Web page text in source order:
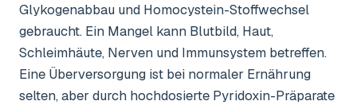
Glykogenabbau und Homocystein-Stoffwechsel
gebraucht. Ein Mangel kann Blutbild, Haut,
Schleimhäute, Nerven und Immunsystem betreffen.
Eine Überversorgung ist bei normaler Ernährung
selten, aber durch hochdosierte Pyridoxin-Präparate